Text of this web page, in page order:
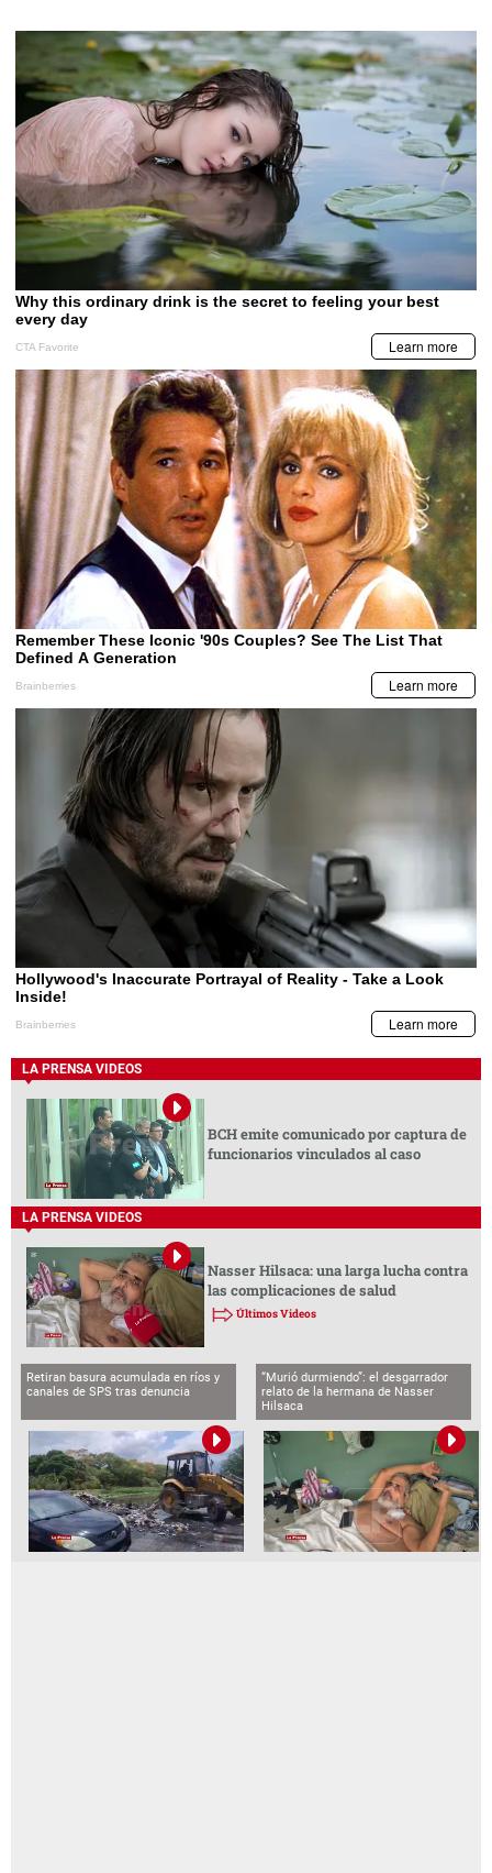
LA PRENSA VIDEOS
BCH emite comunicado por captura de
funcionarios vinculados al caso
LA PRENSA VIDEOS
Nasser Hilsaca: una larga lucha contra
las complicaciones de salud
Últimos Videos
Retiran basura acumulada en ríos y
canales de SPS tras denuncia
“Murió durmiendo”: el desgarrador
relato de la hermana de Nasser
Hilsaca